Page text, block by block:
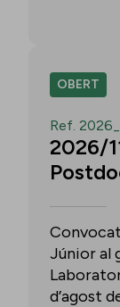
OBERT
Ref.
2026/
Júnior al
d’agost